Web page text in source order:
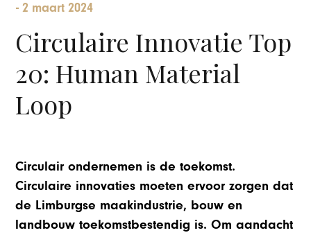
-2 maart 2024
Circulaire Innovatie Top
20: Human Material
Loop
Circulair ondernemen is de toekomst.
Circulaire innovaties moeten ervoor zorgen dat
de Limburgse maakindustrie, bouw en
landbouw toekomstbestendig is. Om aandacht